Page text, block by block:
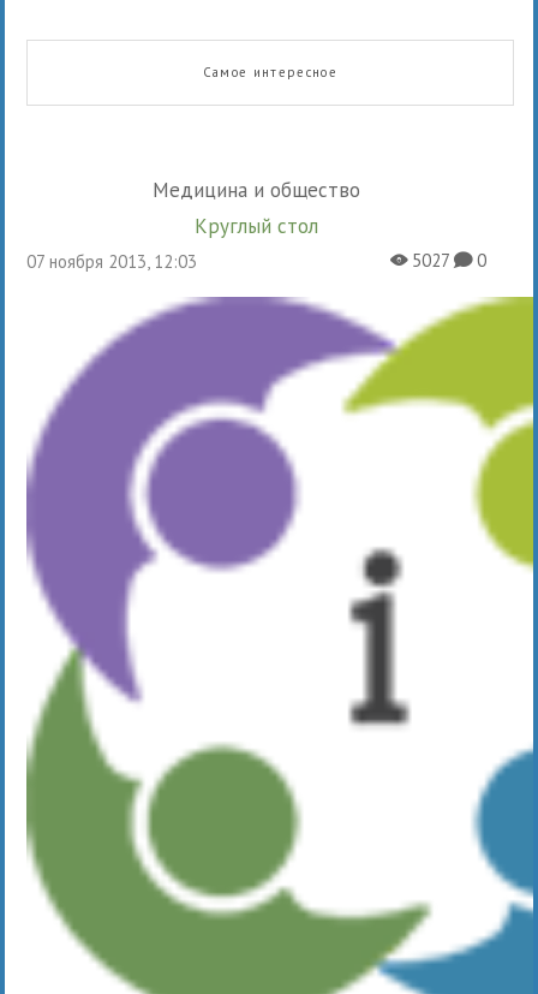
Самое интересное
Медицина и общество
Круглый стол
07 ноября 2013, 12:03 X5027K0